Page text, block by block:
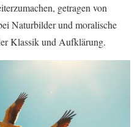
getragen von
Naturbilder und moralische
Klassik und Aufklärung.